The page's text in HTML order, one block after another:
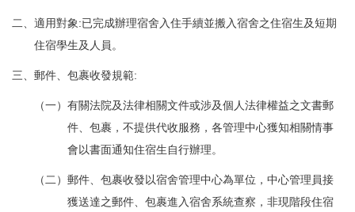
二、適用對象:已完成辦理宿舍入住手續並搬入宿舍之住宿生及短期
住宿學生及人員。
三、郵件、包裹收發規範:
（一）有關法院及法律相關文件或涉及個人法律權益之文書郵
件、包裹，不提供代收服務，各管理中心獲知相關情事
會以書面通知住宿生自行辦理。
（二）郵件、包裹收發以宿舍管理中心為單位，中心管理員接
獲送達之郵件、包裹進入宿舍系統查察，非現階段住宿